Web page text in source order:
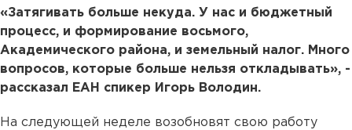
«Затягивать больше некуда. У нас и бюджетный
процесс, и формирование восьмого,
Академического района, и земельный налог. Много
вопросов, которые больше нельзя откладывать», -
рассказал ЕАН спикер Игорь Володин.
На следующей неделе возобновят свою работу